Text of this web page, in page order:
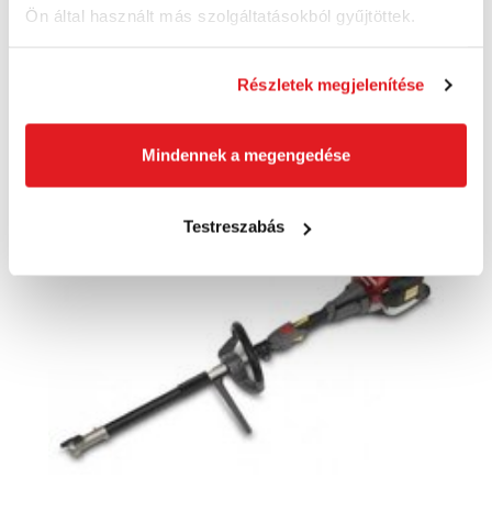
Ön által használt más szolgáltatásokból gyűjtöttek.
Részletek megjelenítése
Mindennek a megengedése
Testreszabás
63 220 Ft
Kosárba